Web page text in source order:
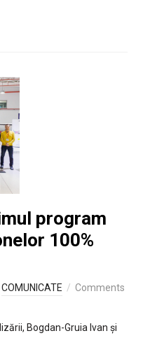
program
100%
COMUNICATE
Comments
Bogdan-Gruia Ivan și